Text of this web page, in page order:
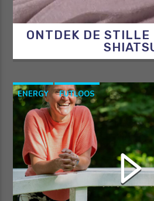
ONTDEK DE STILLE
ENERGY
FUTLOOS
HORMOONTHERAPEUT
RAZO & ZORG